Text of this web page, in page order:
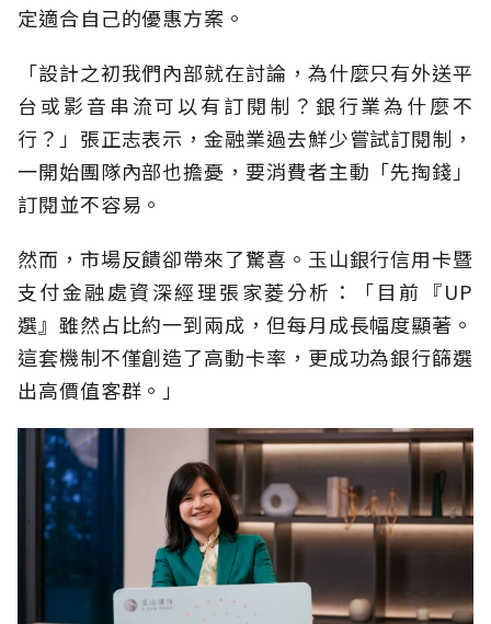
定適合自己的優惠方案。
「設計之初我們內部就在討論，為什麼只有外送平
台或影音串流可以有訂閱制？銀行業為什麼不
行？」張正志表示，金融業過去鮮少嘗試訂閱制，
一開始團隊內部也擔憂，要消費者主動「先掏錢」
訂閱並不容易。
然而，市場反饋卻帶來了驚喜。玉山銀行信用卡暨
支付金融處資深經理張家菱分析：「目前『UP
選』雖然占比約一到兩成，但每月成長幅度顯著。
這套機制不僅創造了高動卡率，更成功為銀行篩選
出高價值客群。」